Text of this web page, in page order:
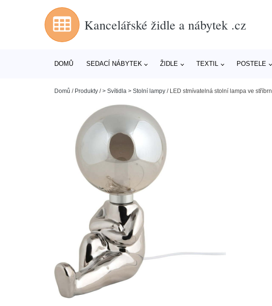
Kancelářské židle a nábytek .cz
DOMŮ SEDACÍ NÁBYTEK ŽIDLE TEXTIL POSTELE
Domů / Produkty /> Svítidla > Stolní lampy / LED stmívatelná stolní lampa ve